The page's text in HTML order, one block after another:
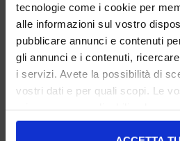
tecnologie come i cookie per
alle informazioni sul vostro
pubblicare annunci e contenuti
gli annunci e i contenuti,
i servizi. Avete la possibilità di
vostri dati e per quali scopi. Le
in cui avete effettuato le vostre
37 38 39 40 41